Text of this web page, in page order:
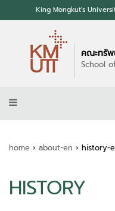
King Mongkut's
คณะทรัพ
School
home › about-en › history-
HISTORY